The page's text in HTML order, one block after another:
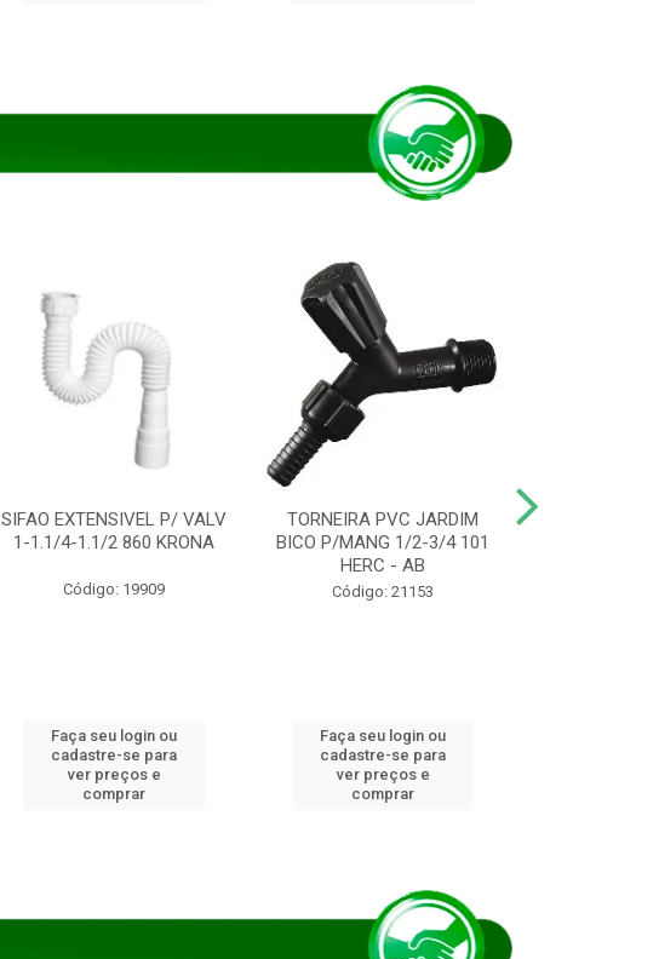
SIFAO EXTENSIVEL P/ VALV
1-1.1/4-1.1/2 860 KRONA
Código: 19909
Faça seu login ou
cadastre-se para
ver preços e
comprar
TORNEIRA PVC JARDIM
BICO P/MANG 1/2-3/4 101
HERC - AB
Código: 21153
Faça seu login ou
cadastre-se para
ver preços e
comprar